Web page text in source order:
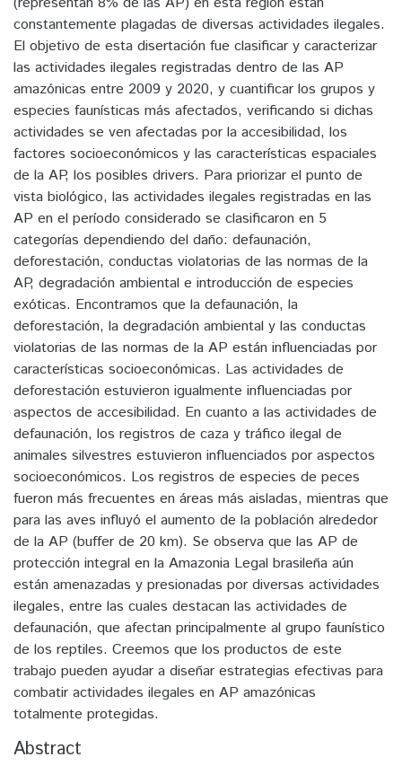
constantemente plagadas de diversas actividades ilegales.
El objetivo de esta disertación fue clasificar y caracterizar
las actividades ilegales registradas dentro de las AP
amazónicas entre 2009 y 2020, y cuantificar los grupos y
especies faunísticas más afectados, verificando si dichas
actividades se ven afectadas por la accesibilidad, los
factores socioeconómicos y las características espaciales
de la AP, los posibles drivers. Para priorizar el punto de
vista biológico, las actividades ilegales registradas en las
AP en el período considerado se clasificaron en 5
categorías dependiendo del daño: defaunación,
deforestación, conductas violatorias de las normas de la
AP, degradación ambiental e introducción de especies
exóticas. Encontramos que la defaunación, la
deforestación, la degradación ambiental y las conductas
violatorias de las normas de la AP están influenciadas por
características socioeconómicas. Las actividades de
deforestación estuvieron igualmente influenciadas por
aspectos de accesibilidad. En cuanto a las actividades de
defaunación, los registros de caza y tráfico ilegal de
animales silvestres estuvieron influenciados por aspectos
socioeconómicos. Los registros de especies de peces
fueron más frecuentes en áreas más aisladas, mientras que
para las aves influyó el aumento de la población alrededor
de la AP (buffer de 20 km). Se observa que las AP de
protección integral en la Amazonia Legal brasileña aún
están amenazadas y presionadas por diversas actividades
ilegales, entre las cuales destacan las actividades de
defaunación, que afectan principalmente al grupo faunístico
de los reptiles. Creemos que los productos de este
trabajo pueden ayudar a diseñar estrategias efectivas para
combatir actividades ilegales en AP amazónicas
totalmente protegidas.
Abstract